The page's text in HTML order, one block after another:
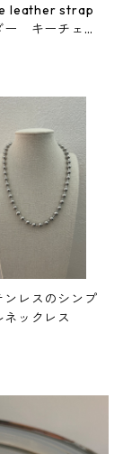
leather strap
ー キーチェー
ンレスのシンプ
ックレス